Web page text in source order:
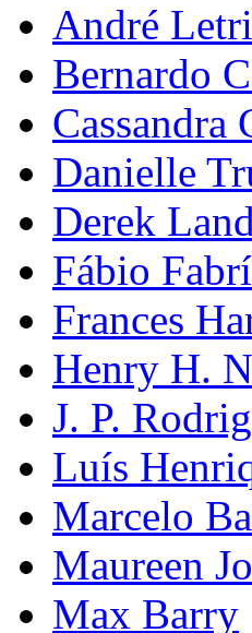
André
Bernardo
Cassandra
Danielle
Derek
Fábio
Frances
Henry H.
J. P.
Luís
Marcelo
Maureen
Max Barry